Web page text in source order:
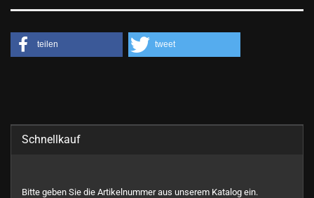
teilen tweet
Schnellkauf
BITTE
Bitte geben Sie die Artikelnummer aus unserem Katalog ein.